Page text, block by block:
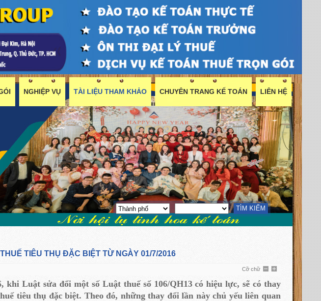
NGHIỆP VỤ TÀI LIỆU THAM KHẢO CHUYÊN TRANG KẾ TOÁN LIÊN HỆ
TÌM KIẾM
TIÊU THỤ ĐẶC BIỆT TỪ NGÀY 01/7/2016
Cỡ chữ
khi Luật sửa đổi một số Luật thuế số 106/QH13 có hiệu lực, sẽ có thay
tiêu thụ đặc biệt. Theo đó, những thay đổi lần này chủ yếu liên quan